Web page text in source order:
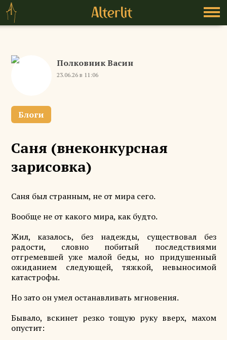
Полковник Васин
23.06.26 в 11:06
Блоги
Саня (внеконкурсная
зарисовка)
Саня был странным, не от мира сего.
Вообще не от какого мира, как будто.
Жил, казалось, без надежды, существовал без
радости, словно побитый последствиями
отгремевшей уже малой беды, но придушенный
ожиданием следующей, тяжкой, невыносимой
катастрофы.
Но зато он умел останавливать мгновения.
Бывало, вскинет резко тощую руку вверх, махом
опустит: